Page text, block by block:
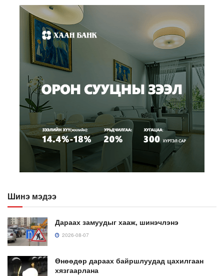
Шинэ мэдээ
Дараах замуудыг хааж, шинэчлэнэ
2026-08-07
Өнөөдөр дараах байршлуудад цахилгаан
хязгаарлана